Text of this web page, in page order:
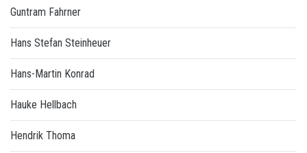
Guntram Fahrner
Hans Stefan Steinheuer
Hans-Martin Konrad
Hauke Hellbach
Hendrik Thoma